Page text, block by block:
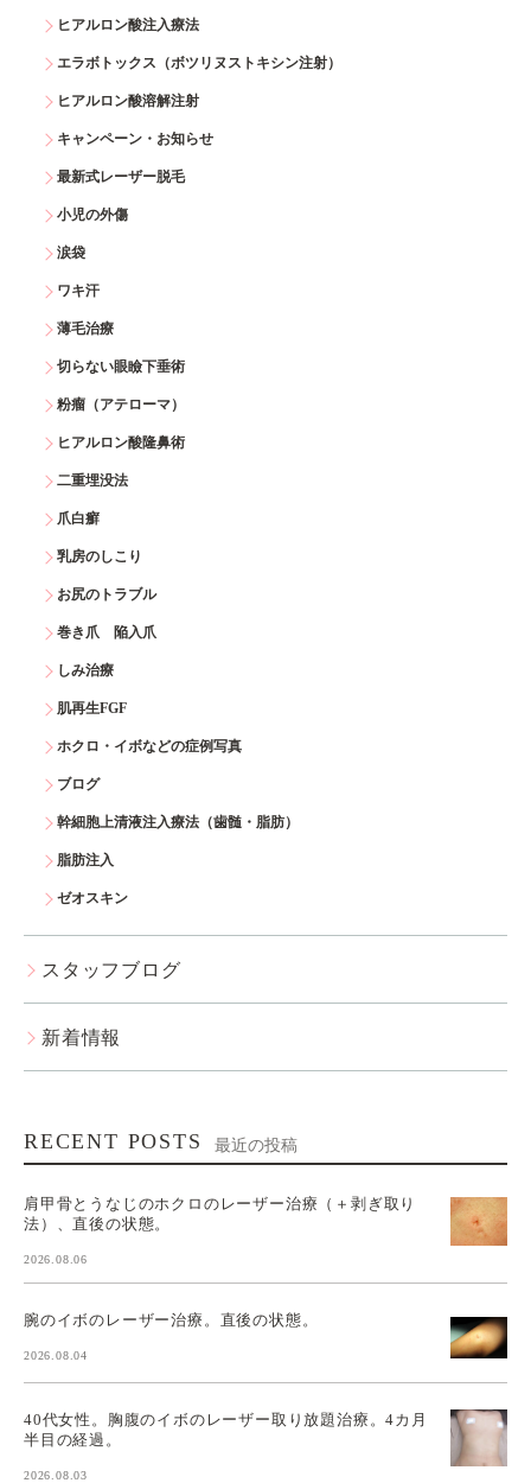
ヒアルロン酸注入療法
エラボトックス（ボツリヌストキシン注射）
ヒアルロン酸溶解注射
キャンペーン・お知らせ
最新式レーザー脱毛
小児の外傷
涙袋
ワキ汗
薄毛治療
切らない眼瞼下垂術
粉瘤（アテローマ）
ヒアルロン酸隆鼻術
二重埋没法
爪白癬
乳房のしこり
お尻のトラブル
巻き爪 陥入爪
しみ治療
肌再生FGF
ホクロ・イボなどの症例写真
ブログ
幹細胞上清液注入療法（歯髄・脂肪）
脂肪注入
ゼオスキン
スタッフブログ
新着情報
RECENT POSTS 最近の投稿
肩甲骨とうなじのホクロのレーザー治療（＋剥ぎ取り
法）、直後の状態。
2026.08.06
腕のイボのレーザー治療。直後の状態。
2026.08.04
40代女性。胸腹のイボのレーザー取り放題治療。4カ月
半目の経過。
2026.08.03